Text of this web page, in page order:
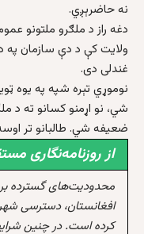
نه حاضرېږي.
دغه راز د ملګرو ملتونو
ولايت کې د دې سازمان په
غندلی دی.
نوموړي تېره شپه په يوه
شي، نو اړمنو کسانو ته د
ضعيفه شي. طالبانو تر
از روزنامه‌نگاری
محدودیت‌های گسترده
افغانستان، دسترسی
کرده است. در چنین